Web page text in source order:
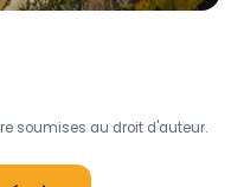
soumises au droit d'auteur.